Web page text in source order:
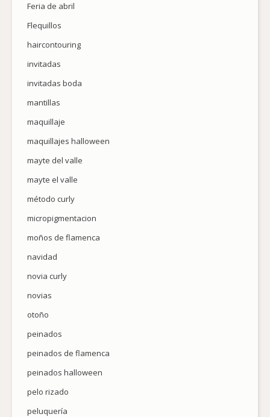
Feria de abril
Flequillos
haircontouring
invitadas
invitadas boda
mantillas
maquillaje
maquillajes halloween
mayte del valle
mayte el valle
método curly
micropigmentacion
moños de flamenca
navidad
novia curly
novias
otoño
peinados
peinados de flamenca
peinados halloween
pelo rizado
peluquería